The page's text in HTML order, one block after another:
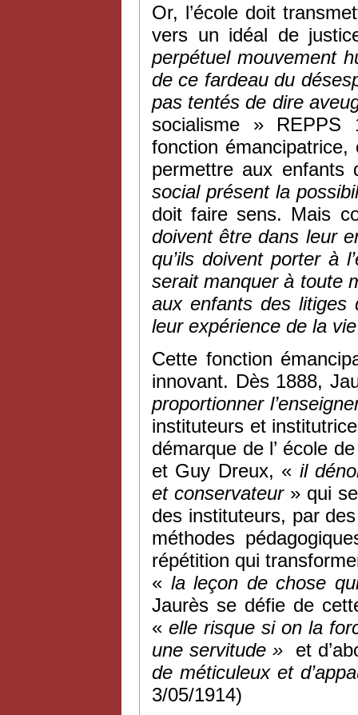
Or, l’école doit
vers un idéal de
perpétuel mouvement
de ce fardeau du
pas tentés de dire
socialisme » REPPS
fonction
permettre aux enfants
social présent la
doit faire sens. Mais
doivent être dans leur
qu’ils doivent porter à
serait manquer à toute
aux enfants des litiges
leur expérience de la
Cette fonction
innovant. Dès 1888,
proportionner
instituteurs et
démarque de l’ école
et Guy Dreux, « il
et conservateur » qui
des instituteurs, par
méthodes
répétition qui
« la leçon de chose
Jaurès se défie de
«elle risque si on la
une servitude »et
de méticuleux et
3/05/1914)